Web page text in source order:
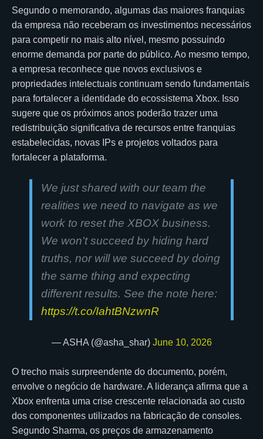
Segundo o memorando, algumas das maiores franquias
da empresa não receberam os investimentos necessários
para competir no mais alto nível, mesmo possuindo
enorme demanda por parte do público. Ao mesmo tempo,
a empresa reconhece que novos exclusivos e
propriedades intelectuais continuam sendo fundamentais
para fortalecer a identidade do ecossistema Xbox. Isso
sugere que os próximos anos poderão trazer uma
redistribuição significativa de recursos entre franquias
estabelecidas, novas IPs e projetos voltados para
fortalecer a plataforma.
We just shared with our team the
realities we need to navigate as we
work to reset the XBOX business.
We won't succeed by hiding hard
truths, nor will we succeed by doing
the same thing and expecting
different results. See the note here:
https://t.co/IahtBNzwnR
— ASHA (@asha_shar) June 10, 2026
O trecho mais surpreendente do documento, porém,
envolve o negócio de hardware. A liderança afirma que a
Xbox enfrenta uma crise crescente relacionada ao custo
dos componentes utilizados na fabricação de consoles.
Segundo Sharma, os preços de armazenamento